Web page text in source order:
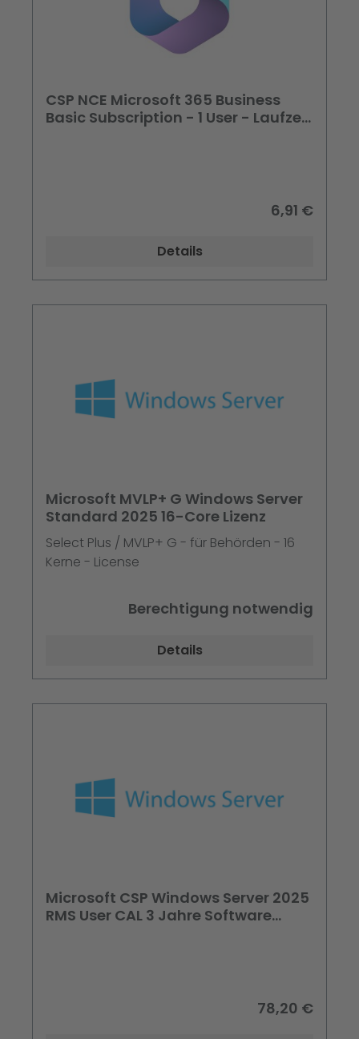
CSP NCE Microsoft 365 Business
Basic Subscription - 1 User - Laufzeit
6,91 €
Details
Microsoft MVLP+ G Windows Server
Standard 2025 16-Core Lizenz
Select Plus / MVLP+ G - für Behörden - 16
Kerne - License
Berechtigung notwendig
Details
Microsoft CSP Windows Server 2025
RMS User CAL 3 Jahre Software
78,20 €